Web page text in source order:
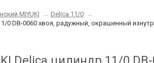
MIYUKI → Delica 11/0 →
0 DB-0060 хвоя, радужный, окрашенный